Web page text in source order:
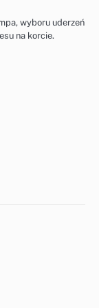
wyboru uderzeń
na korcie.